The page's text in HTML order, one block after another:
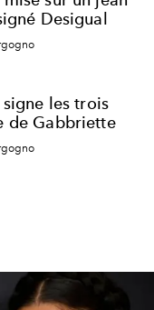
Desigual
signe les trois
de Gabbriette